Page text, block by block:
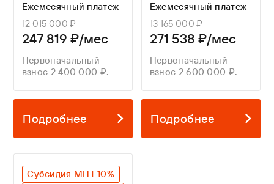
Helfimmer
Ежемесячный платёж
12 015 000 ₽
247 819 ₽/мес
Первоначальный
взнос 2 400 000 ₽.
Подробнее
Wagnermaier
16,37 м
Ежемесячный платёж
13 165 000 ₽
271 538 ₽/мес
Первоначальный
взнос 2 600 000 ₽.
Подробнее
Субсидия МПТ 10%